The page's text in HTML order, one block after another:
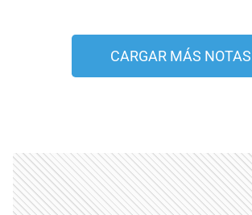
CARGAR MÁS NOTAS